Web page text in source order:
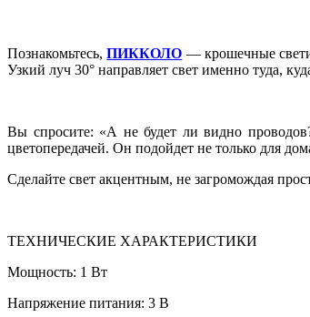
Познакомьтесь,ПИККОЛО — крошечные
Узкий луч 30° направляет свет именно туда,
Вы спросите: «А не будет ли видно
цветопередачей. Он подойдет не только для
Сделайте свет акцентным, не загромождая
ТЕХНИЧЕСКИЕ ХАРАКТЕРИСТИКИ
Мощность: 1 Вт
Напряжение питания: 3 В